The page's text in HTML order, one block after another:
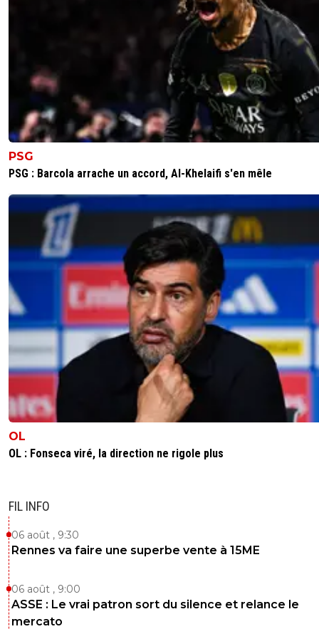
PSG
PSG : Barcola arrache un accord, Al-Khelaifi s'en mêle
OL
OL : Fonseca viré, la direction ne rigole plus
FIL INFO
06 août , 9:30
Rennes va faire une superbe vente à 15ME
06 août , 9:00
ASSE : Le vrai patron sort du silence et relance le
mercato